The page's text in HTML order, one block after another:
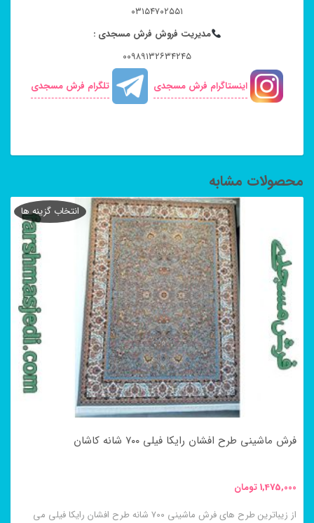
۰۳۱۵۴۷۰۲۵۵۱
مدیریت فروش فرش مسجدی :
۰۰۹۸۹۱۳۲۶۳۴۲۴۵
اینستاگرام فرش مسجدی
تلگرام فرش مسجدی
محصولات مشابه
فرش ماشینی طرح افشان رایکا فیلی ۷۰۰ شانه کاشان
1,475,000تومان
از زیباترین طرح های فرش ماشینی ۷۰۰ شانه طرح افشان رایکا فیلی می
انتخاب گزینه ها